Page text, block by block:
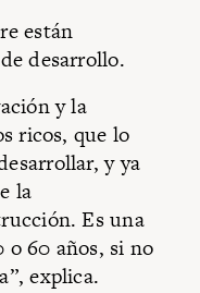
están
desarrollo.
y la
ricos, que lo
y ya
la
Es una
o 60 años, si no
explica.